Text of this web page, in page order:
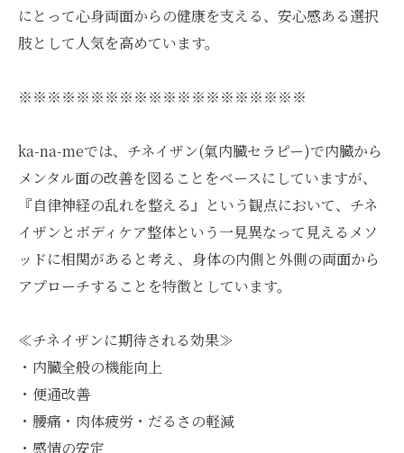
にとって心身両面からの健康を支える、安心感ある選択
肢として人気を高めています。
※※※※※※※※※※※※※※※※※※※※
ka-na-meでは、チネイザン(氣内臓セラピー)で内臓から
メンタル面の改善を図ることをベースにしていますが、
『自律神経の乱れを整える』という観点において、チネ
イザンとボディケア整体という一見異なって見えるメソ
ッドに相関があると考え、身体の内側と外側の両面から
アプローチすることを特徴としています。
≪チネイザンに期待される効果≫
・内臓全般の機能向上
・便通改善
・腰痛・肉体疲労・だるさの軽減
・感情の安定